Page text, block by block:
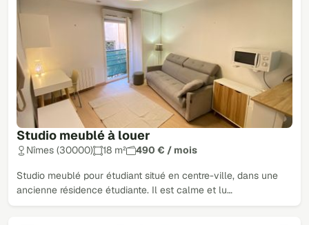
Studio meublé à louer
Nîmes (30000) 18 m² 490 € / mois
Studio meublé pour étudiant situé en centre-ville, dans une
ancienne résidence étudiante. Il est calme et lu…